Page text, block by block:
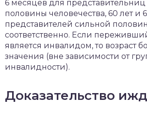
6 месяцев для
половины человечества, 60 лет и
представителей сильной
соответственно. Если
является инвалидом, то возраст
значения (вне зависимости от
инвалидности).
Доказательство